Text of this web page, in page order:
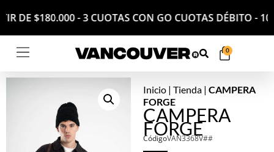
DE $180.000 - 3 CUOTAS CON GO CUOTAS DÉBITO -
0
Inicio| Tienda| CAMPERA
FORGE
CAMPERA
FORGE
CódigoVAN3368V##